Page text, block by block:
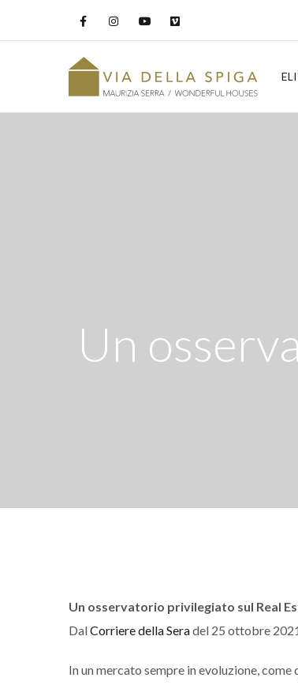
Un
Un osservatorio privilegiato sul Real
DalCorriere della Seradel 25 ottobre
In un mercato sempre in evoluzione,